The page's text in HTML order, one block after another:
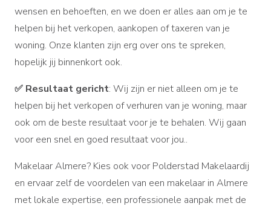
wensen en behoeften, en we doen er alles aan om je te
helpen bij het verkopen, aankopen of taxeren van je
woning. Onze klanten zijn erg over ons te spreken,
hopelijk jij binnenkort ook.
✅ Resultaat gericht: Wij zijn er niet alleen om je te
helpen bij het verkopen of verhuren van je woning, maar
ook om de beste resultaat voor je te behalen. Wij gaan
voor een snel en goed resultaat voor jou..
Makelaar Almere? Kies ook voor Polderstad Makelaardij
en ervaar zelf de voordelen van een makelaar in Almere
met lokale expertise, een professionele aanpak met de